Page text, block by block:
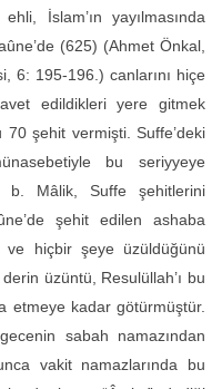
İslam’ın yayılmasında
(625) (Ahmet Önkal,
6: 195-196.) canlarını hiçe
edildikleri yere gitmek
70 şehit vermişti. Suffe’deki
bu seriyyeye
b. Mâlik, Suffe şehitlerini
şehit edilen ashaba
hiçbir şeye üzüldüğünü
üzüntü, Resulüllah’ı bu
etmeye kadar götürmüştür.
sabah namazından
vakit namazlarında bu